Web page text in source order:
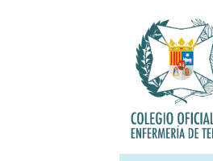
cuidados de salud. El Comité
compuesto por las
Salud de Andorra con la
la cabeza y el Comité
el secretario del Colegio